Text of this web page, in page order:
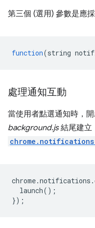
第三個 (選用) 參數是應
function(string
處理通知互動
當使用者點選通知時，
background.js結尾建立
chrome.notifications .
launch();
});